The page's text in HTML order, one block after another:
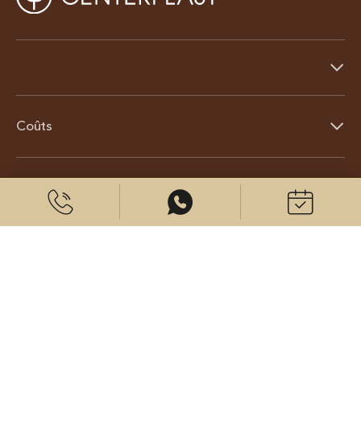
Coûts
À propos de nous